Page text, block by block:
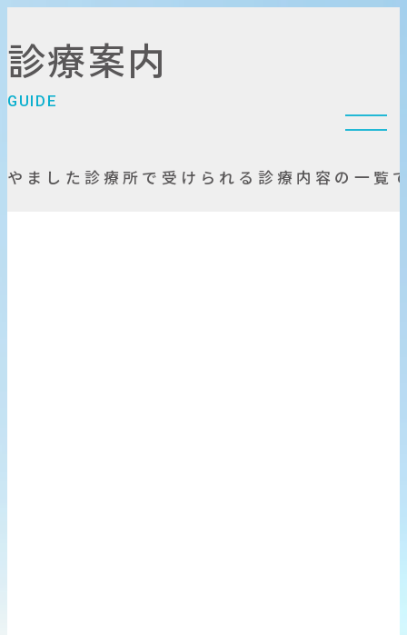
ご予約・お問い合わせ
診療案内
G UI D E
や ま し た 診療所 で 受 け ら れ る 診療 内 容 の 一 覧